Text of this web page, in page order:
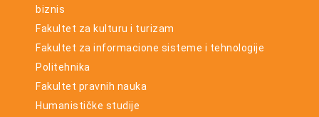
biznis
Fakultet za kulturu i turizam
Fakultet za informacione sisteme i tehnologije
Politehnika
Fakultet pravnih nauka
Humanističke studije